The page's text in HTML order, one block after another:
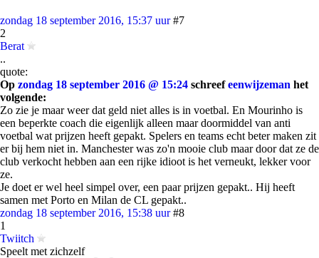
zondag 18 september 2016, 15:37 uur #7
2
Berat
..
quote:
Op zondag 18 september 2016 @ 15:24 schreefeenwijzeman het
volgende:
Zo zie je maar weer dat geld niet alles is in voetbal. En Mourinho is
een beperkte coach die eigenlijk alleen maar doormiddel van anti
voetbal wat prijzen heeft gepakt. Spelers en teams echt beter maken zit
er bij hem niet in. Manchester was zo'n mooie club maar door dat ze de
club verkocht hebben aan een rijke idioot is het verneukt, lekker voor
ze.
Je doet er wel heel simpel over, een paar prijzen gepakt.. Hij heeft
samen met Porto en Milan de CL gepakt..
zondag 18 september 2016, 15:38 uur #8
1
Twiitch
Speelt met zichzelf